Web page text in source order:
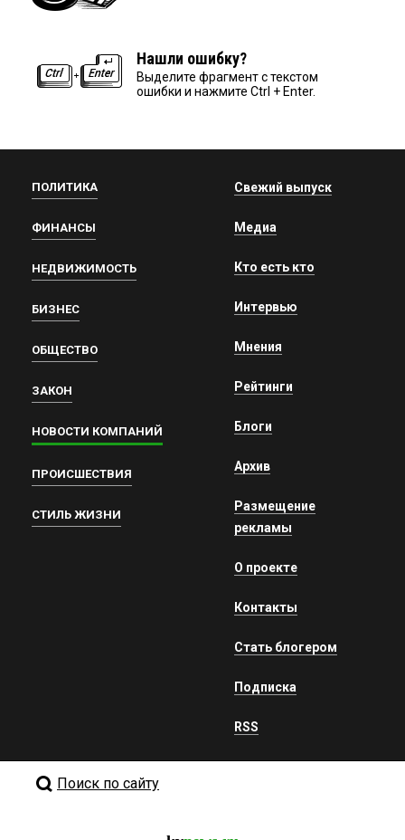
Нашли ошибку?
Выделите фрагмент с текстом
ошибки и нажмите Ctrl + Enter.
ПОЛИТИКА
ФИНАНСЫ
НЕДВИЖИМОСТЬ
БИЗНЕС
ОБЩЕСТВО
ЗАКОН
НОВОСТИ КОМПАНИЙ
ПРОИСШЕСТВИЯ
СТИЛЬ ЖИЗНИ
Свежий выпуск
Медиа
Кто есть кто
Интервью
Мнения
Рейтинги
Блоги
Архив
Размещение
рекламы
О проекте
Контакты
Стать блогером
Подписка
RSS
Поиск по сайту